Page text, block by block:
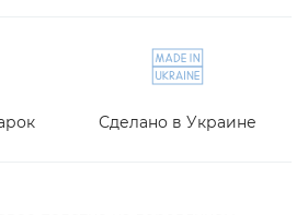
Сделано в Украине